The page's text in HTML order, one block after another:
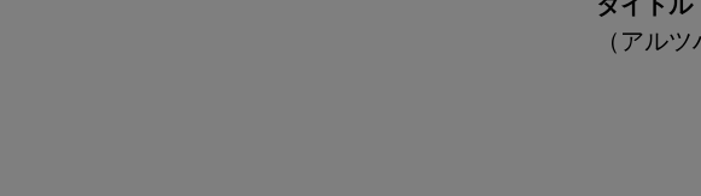
（アル